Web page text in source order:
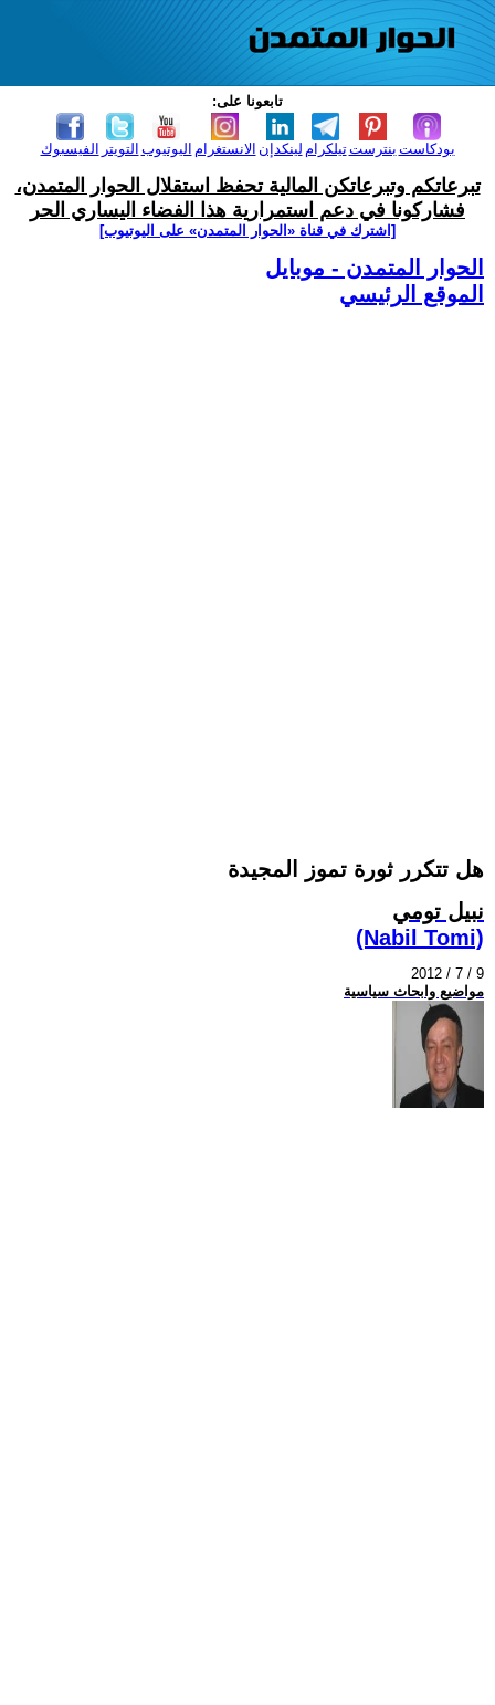
تابعونا على:
الفيسبوك التويتر اليوتيوب الانستغرام لينكدإن تيلكرامبنترست بودكاست
تبرعاتكم وتبرعاتكن المالية تحفظ استقلال الحوار المتمدن،
فشاركونا في دعم استمرارية هذا الفضاء اليساري الحر
[اشترك في قناة ‫«الحوار المتمدن» على اليوتيوب]
الحوار المتمدن - موبايل
الموقع الرئيسي
هل تتكرر ثورة تموز المجيدة
نبيل تومي
(Nabil Tomi)
2012 / 7 / 9
مواضيع وابحاث سياسية